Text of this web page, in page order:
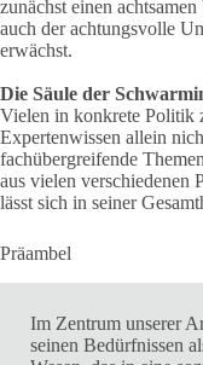
zunächst einen
auch der achtungsvolle
erwächst.
Die Säule der
Vielen in konkrete Politik
Expertenwissen allein
fachübergreifende
aus vielen verschiedenen
lässt sich in seiner
Präambel
Im Zentrum unserer
seinen Bedürfnissen